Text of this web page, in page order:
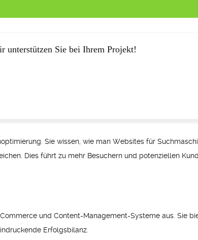
unterstützen Sie bei Ihrem Projekt!
Sie wissen, wie man Websites für
Dies führt zu mehr Besuchern und potenziellen
und Content-Management-Systeme aus. Sie
Erfolgsbilanz.